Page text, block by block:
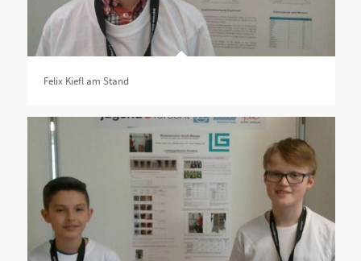
Felix Kiefl am Stand